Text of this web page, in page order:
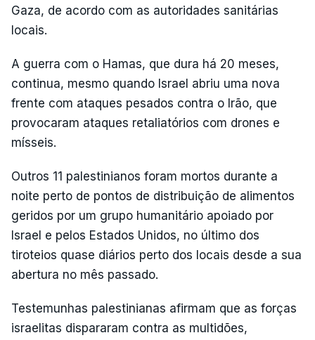
Gaza, de acordo com as autoridades sanitárias
locais.
A guerra com o Hamas, que dura há 20 meses,
continua, mesmo quando Israel abriu uma nova
frente com ataques pesados contra o Irão, que
provocaram ataques retaliatórios com drones e
mísseis.
Outros 11 palestinianos foram mortos durante a
noite perto de pontos de distribuição de alimentos
geridos por um grupo humanitário apoiado por
Israel e pelos Estados Unidos, no último dos
tiroteios quase diários perto dos locais desde a sua
abertura no mês passado.
Testemunhas palestinianas afirmam que as forças
israelitas dispararam contra as multidões,